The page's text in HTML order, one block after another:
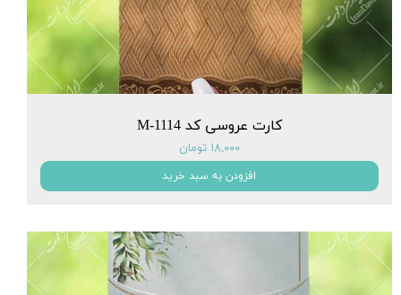
کارت عروسی کد M-1114
۱۸,۰۰۰ تومان
افزودن به سبد خرید